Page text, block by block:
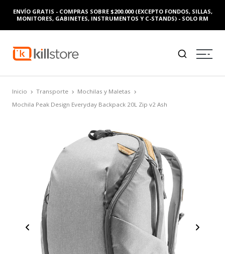
ENVÍO GRATIS - COMPRAS SOBRE $200.000 (EXCEPTO FONDOS, SILLAS,
MONITORES, GABINETES, INSTRUMENTOS Y C-STANDS) - SOLO RM
Inicio Transporte
Mochilas y Maletas
Mochila Peak Design Everyday Backpack 20L Zip v2 Ash